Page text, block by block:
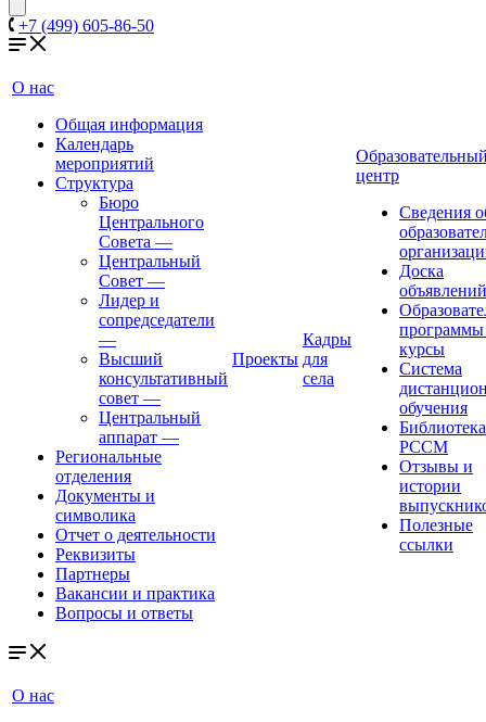
+7 (499) 605-86-50
О нас
Общая информация
Календарь
мероприятий
Структура
Бюро
Центрального
Совета —
Центральный
Совет —
Лидер и
сопредседатели
—
Высший
консультативный
совет —
Центральный
аппарат —
Региональные
отделения
Документы и
символика
Отчет о деятельности
Реквизиты
Партнеры
Вакансии и практика
Вопросы и ответы
Проекты
Кадры
для
села
центр
Сведения
Доска
объявлений
курсы
Система
обучения
Библиотека
РССМ
Отзывы и
истории
Полезные
ссылки
О нас